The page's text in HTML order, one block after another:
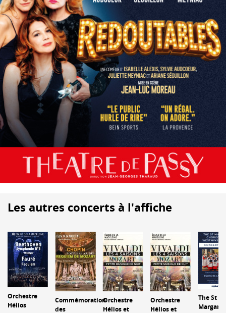
Les autres concerts à l'affiche
Orchestre
Hélios
Commémoration
des
Orchestre
Hélios et
Orchestre
Hélios et
The St